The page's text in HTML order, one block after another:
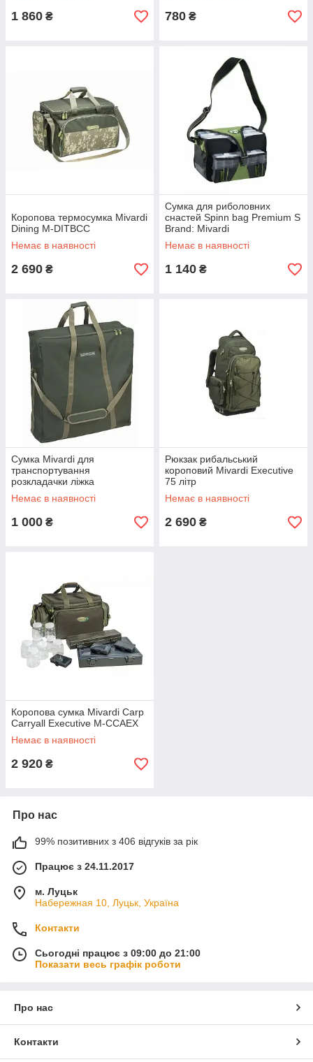
1 860 ₴ 780 ₴
Коропова термосумка Mivardi
Dining M-DITBCC
Немає в наявності
2 690 ₴
Сумка для риболовних
снастей Spinn bag Premium S
Brand: Mivardi
Немає в наявності
1 140 ₴
Сумка Mivardi для
транспортування
розкладачки ліжка
CamoCODE Flat8 / Flat6
Немає в наявності
1 000 ₴
Рюкзак рибальський
короповий Mivardi Executive
75 літр
Немає в наявності
2 690 ₴
Коропова сумка Mivardi Carp
Carryall Executive M-CCAEX
Немає в наявності
2 920 ₴
Про нас
99% позитивних з 406 відгуків за рік
Працює з 24.11.2017
м. Луцьк
Набережная 10, Луцьк, Україна
Контакти
Сьогодні працює з 09:00 до 21:00
Показати весь графік роботи
Про нас
Контакти